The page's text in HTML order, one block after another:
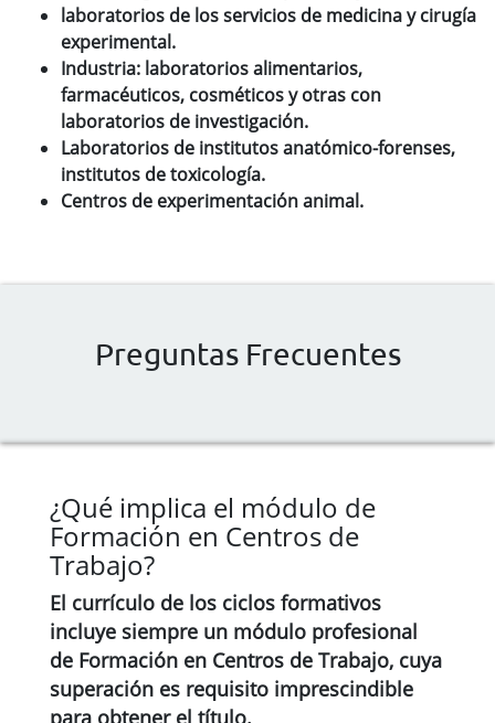
laboratorios de los servicios de medicina y cirugía
experimental.
Industria: laboratorios alimentarios,
farmacéuticos, cosméticos y otras con
laboratorios de investigación.
Laboratorios de institutos anatómico-forenses,
institutos de toxicología.
Centros de experimentación animal.
Preguntas Frecuentes
¿Qué implica el módulo de
Formación en Centros de
Trabajo?
El currículo de los ciclos formativos
incluye siempre un módulo profesional
de Formación en Centros de Trabajo, cuya
superación es requisito imprescindible
para obtener el título.